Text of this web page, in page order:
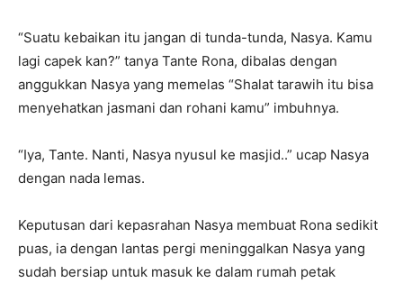
“Suatu kebaikan itu jangan di tunda-tunda, Nasya. Kamu
lagi capek kan?” tanya Tante Rona, dibalas dengan
anggukkan Nasya yang memelas “Shalat tarawih itu bisa
menyehatkan jasmani dan rohani kamu” imbuhnya.
“Iya, Tante. Nanti, Nasya nyusul ke masjid..” ucap Nasya
dengan nada lemas.
Keputusan dari kepasrahan Nasya membuat Rona sedikit
puas, ia dengan lantas pergi meninggalkan Nasya yang
sudah bersiap untuk masuk ke dalam rumah petak